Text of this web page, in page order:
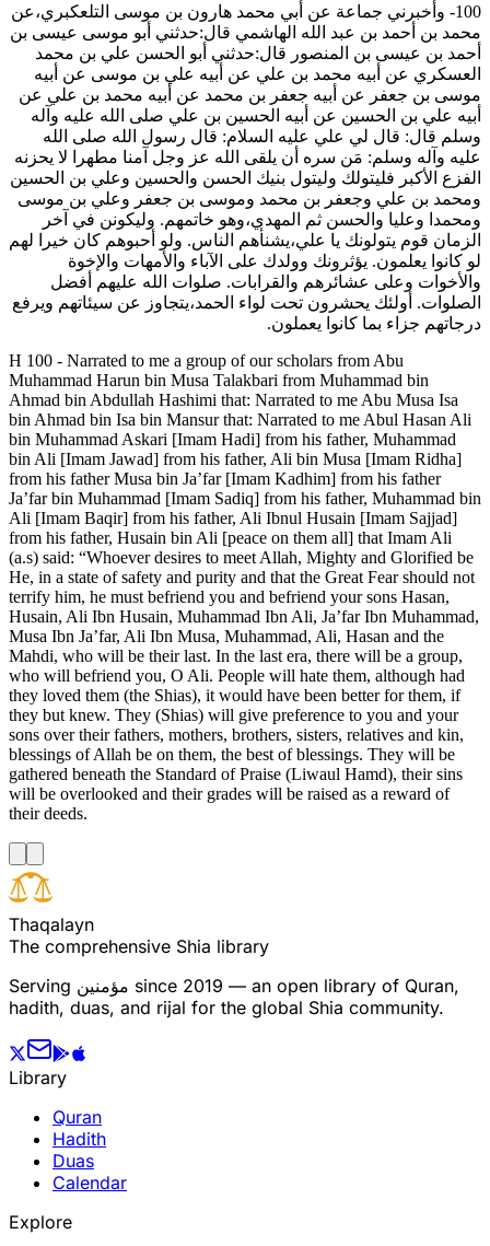
100- وأخبرني جماعة عن أبي محمد هارون بن موسى التلعكبري،عن
محمد بن أحمد بن عبد الله الهاشمي قال:حدثني أبو موسى عيسى بن
أحمد بن عيسى بن المنصور قال:حدثني أبو الحسن علي بن محمد
العسكري عن أبيه محمد بن علي عن أبيه علي بن موسى عن أبيه
موسى بن جعفر عن أبيه جعفر بن محمد عن أبيه محمد بن علي عن
أبيه علي بن الحسين عن أبيه الحسين بن علي صلى الله عليه وآله
وسلم قال: قال لي علي عليه السلام: قال رسول الله صلى الله
عليه وآله وسلم: مَن سره أن يلقى الله عز وجل آمنا مطهرا لا يحزنه
الفزع الأكبر فليتولك وليتول بنيك الحسن والحسين وعلي بن الحسين
ومحمد بن علي وجعفر بن محمد وموسى بن جعفر وعلي بن موسى
ومحمدا وعليا والحسن ثم المهدي،وهو خاتمهم. وليكونن في آخر
الزمان قوم يتولونك يا علي،يشنأهم الناس. ولو أحبوهم كان خيرا لهم
لو كانوا يعلمون. يؤثرونك وولدك على الآباء والأمهات والإخوة
والأخوات وعلى عشائرهم والقرابات. صلوات الله عليهم أفضل
الصلوات. أولئك يحشرون تحت لواء الحمد،يتجاوز عن سيئاتهم ويرفع
درجاتهم جزاء بما كانوا يعملون.
H 100 - Narrated to me a group of our scholars from Abu
Muhammad Harun bin Musa Talakbari from Muhammad bin
Ahmad bin Abdullah Hashimi that: Narrated to me Abu Musa Isa
bin Ahmad bin Isa bin Mansur that: Narrated to me Abul Hasan Ali
bin Muhammad Askari [Imam Hadi] from his father, Muhammad
bin Ali [Imam Jawad] from his father, Ali bin Musa [Imam Ridha]
from his father Musa bin Ja’far [Imam Kadhim] from his father
Ja’far bin Muhammad [Imam Sadiq] from his father, Muhammad bin
Ali [Imam Baqir] from his father, Ali Ibnul Husain [Imam Sajjad]
from his father, Husain bin Ali [peace on them all] that Imam Ali
(a.s) said: “Whoever desires to meet Allah, Mighty and Glorified be
He, in a state of safety and purity and that the Great Fear should not
terrify him, he must befriend you and befriend your sons Hasan,
Husain, Ali Ibn Husain, Muhammad Ibn Ali, Ja’far Ibn Muhammad,
Musa Ibn Ja’far, Ali Ibn Musa, Muhammad, Ali, Hasan and the
Mahdi, who will be their last. In the last era, there will be a group,
who will befriend you, O Ali. People will hate them, although had
they loved them (the Shias), it would have been better for them, if
they but knew. They (Shias) will give preference to you and your
sons over their fathers, mothers, brothers, sisters, relatives and kin,
blessings of Allah be on them, the best of blessings. They will be
gathered beneath the Standard of Praise (Liwaul Hamd), their sins
will be overlooked and their grades will be raised as a reward of
their deeds.
Thaqalayn
The comprehensive Shia library
Serving مؤمنین since 2019 — an open library of Quran,
hadith, duas, and rijal for the global Shia community.
Library
Quran
Hadith
Duas
Calendar
Explore